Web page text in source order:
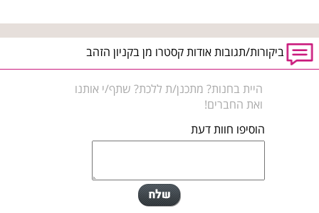
ביקורות/תגובות אודות קסטרו מן בקניון הזהב
היית בחנות? מתכנן/ת ללכת? שתף/י אותנו
ואת החברים!
הוסיפו חוות דעת